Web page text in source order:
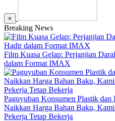
×
Breaking News
Film Kuasa Gelap: Perjanjian
dalam Format IMAX
Paguyuban Konsumen Plastik dan
Naikkan Harga Bahan Baku,
Pekerja Tetap Bekerja